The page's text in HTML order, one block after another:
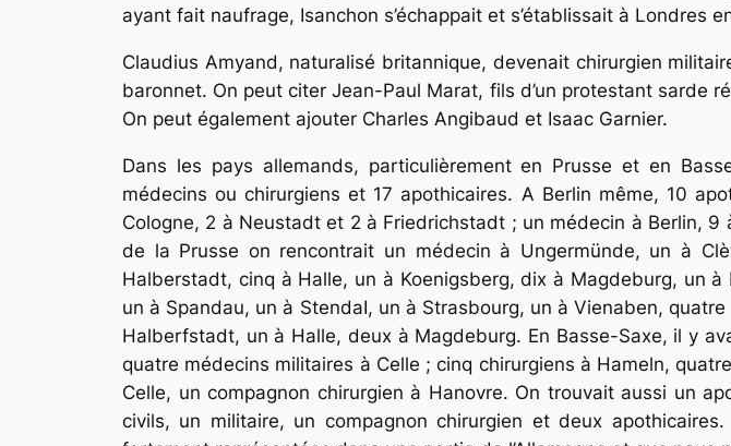
ayant fait naufrage, Isanchon s’échappait et s’établissait à Londres
Claudius Amyand, naturalisé britannique, devenait chirurgien
baronnet. On peut citer Jean-Paul Marat, fils d’un protestant sarde
On peut également ajouter Charles Angibaud et Isaac Garnier.
Dans les pays allemands, particulièrement en Prusse et en
médecins ou chirurgiens et 17 apothi­caires. A Berlin même, 10
Cologne, 2 à Neustadt et 2 à Friedrichstadt ; un médecin à Berlin,
de la Prusse on ren­contrait un médecin à Ungermünde, un à
Halberstadt, cinq à Halle, un à Koenigsberg, dix à Magdeburg, un
un à Spandau, un à StendaI, un à Strasbourg, un à Vienaben,
Halberfstadt, un à Halle, deux à Magdeburg. En Basse-Saxe, il y
quatre médecins militaires à Celle ; cinq chirurgiens à Hameln,
Celle, un compa­gnon chirurgien à Hanovre. On trouvait aussi un
civils, un militaire, un compagnon chirurgien et deux